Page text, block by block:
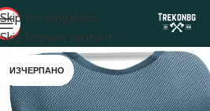
Skip to navigation
Skip to main content
ИЗЧЕРПАНО